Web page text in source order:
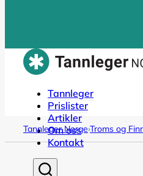
Tannleger
Prislister
Artikler
Om oss
Kontakt
Tannleger Norge›Troms og